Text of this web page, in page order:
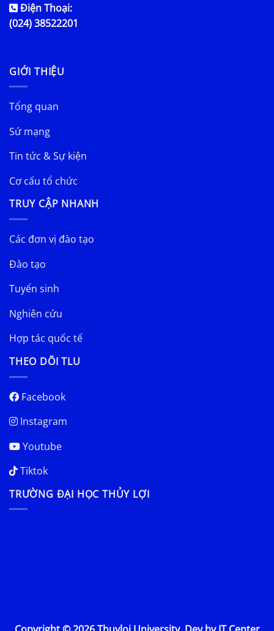
Điện Thoại:
(024) 38522201
GIỚI THIỆU
Tổng quan
Sứ mạng
Tin tức & Sự kiện
Cơ cấu tổ chức
TRUY CẬP NHANH
Các đơn vị đào tạo
Đào tạo
Tuyển sinh
Nghiên cứu
Hợp tác quốc tế
THEO DÕI TLU
Facebook
Instagram
Youtube
Tiktok
TRƯỜNG ĐẠI HỌC THỦY LỢI